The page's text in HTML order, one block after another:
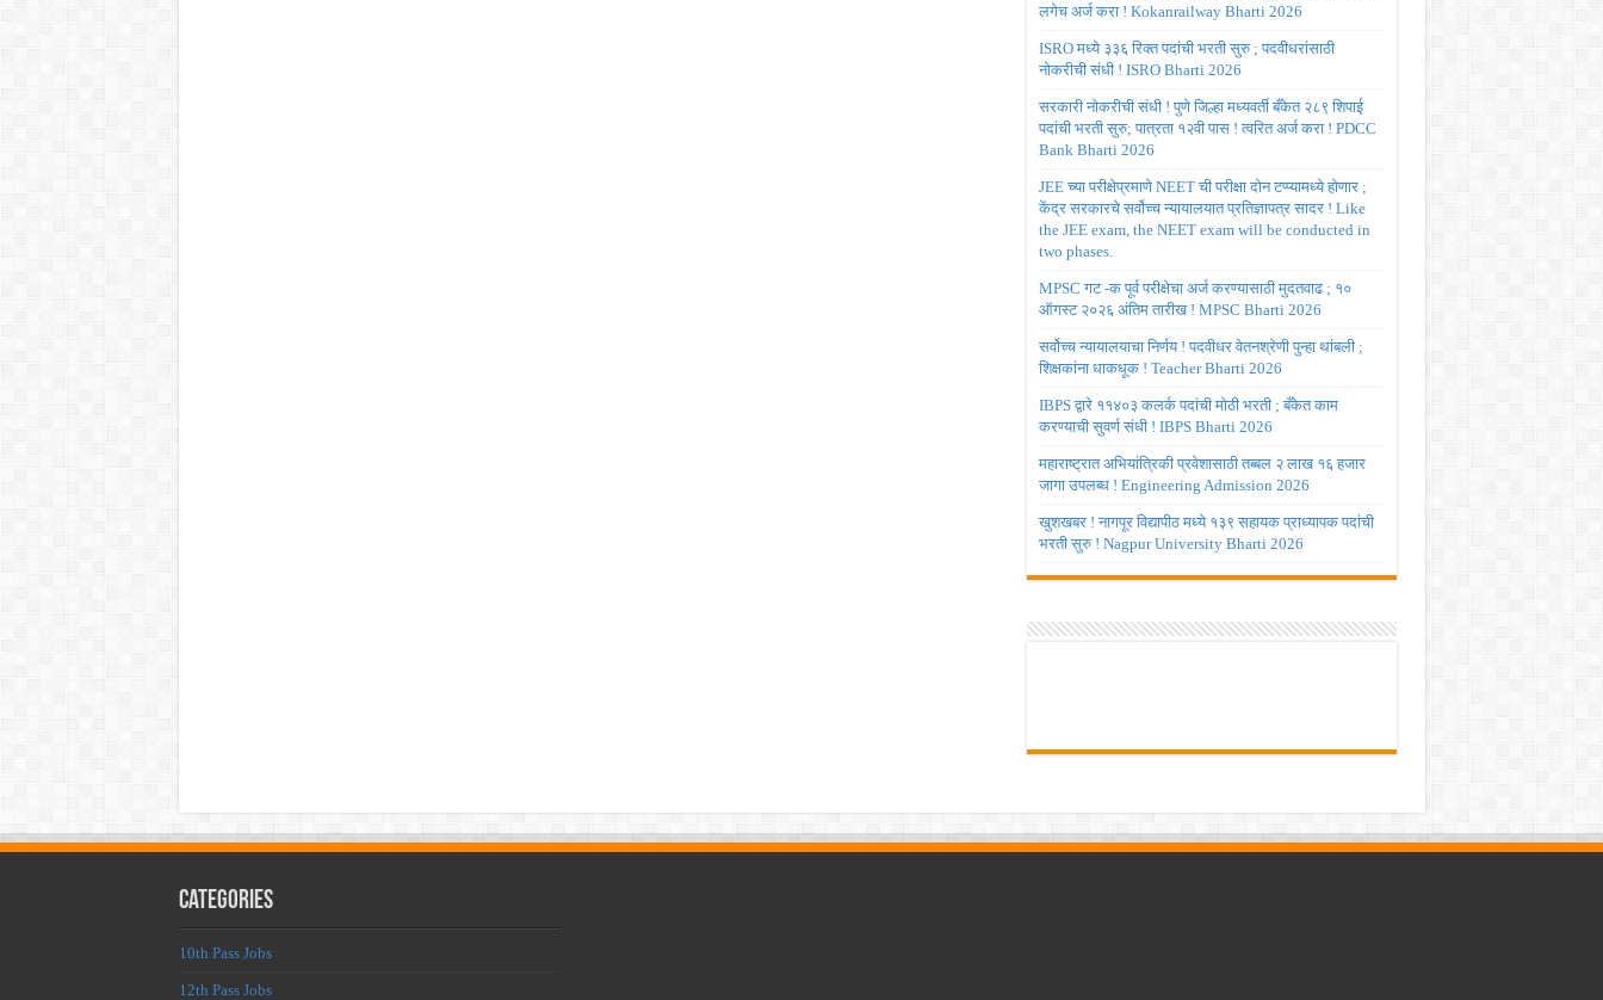
लगेच अर्ज करा ! Kokanrailway Bharti 2026
ISRO मध्ये ३३६ रिक्त पदांची भरती सुरु ; पदवीधरांसाठी
नोकरीची संधी ! ISRO Bharti 2026
सरकारी नोकरीची संधी ! पुणे जिल्हा मध्यवर्ती बँकेत २८९ शिपाई
पदांची भरती सुरु; पात्रता १२वी पास ! त्वरित अर्ज करा ! PDCC
Bank Bharti 2026
JEE च्या परीक्षेप्रमाणे NEET ची परीक्षा दोन टप्प्यामध्ये होणार ;
केंद्र सरकारचे सर्वोच्च न्यायालयात प्रतिज्ञापत्र सादर ! Like
the JEE exam, the NEET exam will be conducted in
two phases.
MPSC गट -क पूर्व परीक्षेचा अर्ज करण्यासाठी मुदतवाढ ; १०
ऑगस्ट २०२६ अंतिम तारीख ! MPSC Bharti 2026
सर्वोच्च न्यायालयाचा निर्णय ! पदवीधर वेतनश्रेणी पुन्हा थांबली ;
शिक्षकांना धाकधूक ! Teacher Bharti 2026
IBPS द्वारे ११४०३ कलर्क पदांची मोठी भरती ; बँकेत काम
करण्याची सुवर्ण संधी ! IBPS Bharti 2026
महाराष्ट्रात अभियांत्रिकी प्रवेशासाठी तब्बल २ लाख १६ हजार
जागा उपलब्ध ! Engineering Admission 2026
खुशखबर ! नागपूर विद्यापीठ मध्ये १३९ सहायक प्राध्यापक पदांची
भरती सुरु ! Nagpur University Bharti 2026
Categories
10th Pass Jobs
12th Pass Jobs